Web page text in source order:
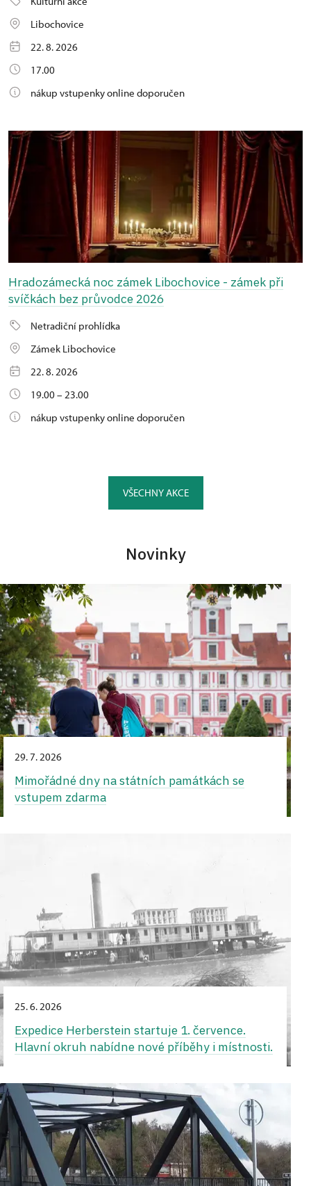
Libochovice
22. 8. 2026
17.00
nákup vstupenky online doporučen
Hradozámecká noc zámek Libochovice - zámek při
svíčkách bez průvodce 2026
Netradiční prohlídka
Zámek Libochovice
22. 8. 2026
19.00 – 23.00
nákup vstupenky online doporučen
VŠECHNY AKCE
Novinky
29. 7. 2026
Mimořádné dny na státních památkách se
vstupem zdarma
25. 6. 2026
Expedice Herberstein startuje 1. července.
Hlavní okruh nabídne nové příběhy i místnosti.